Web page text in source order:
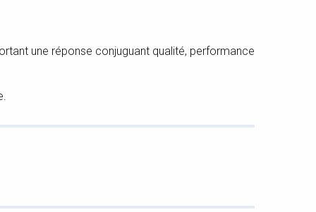
une réponse conjuguant qualité, performance